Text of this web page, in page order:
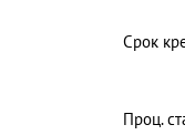
Срок
Проц.